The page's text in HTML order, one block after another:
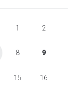
1 2
8 9
15 16